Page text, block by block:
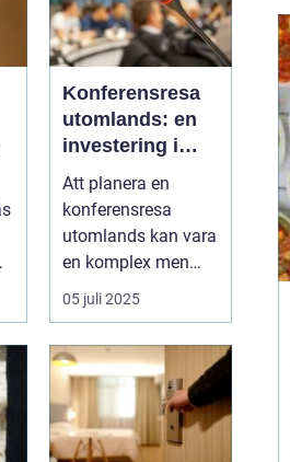
Konferensresa
utomlands: en
investering i
kunskap och
nätverk
Att planera en
konferensresa
utomlands kan vara
en komplex men
givande upplevelse
som öppnar up...
05 juli 2025